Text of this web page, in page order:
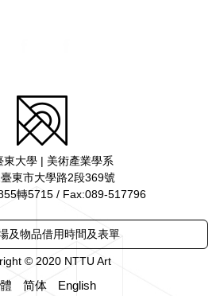
简体 English
東大學 | 美術產業學系
東市大學路2段369號
轉5715 / Fax:089-517796
及物品借用時間及表單
© 2020 NTTU Art